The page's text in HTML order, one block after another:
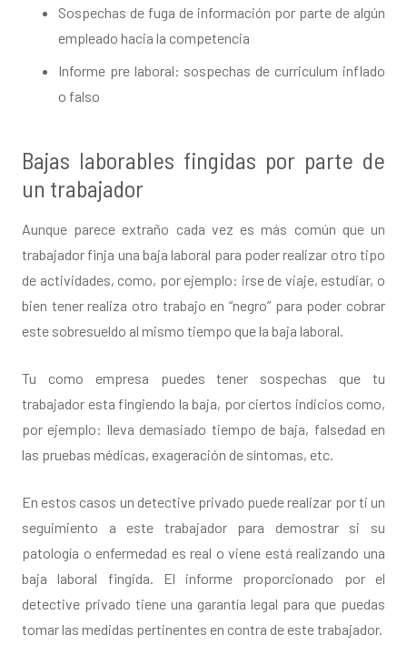
Sospechas de fuga de información por parte de algún
empleado hacia la competencia
Informe pre laboral: sospechas de curriculum inflado
o falso
Bajas laborables fingidas por parte de
un trabajador
Aunque parece extraño cada vez es más común que un
trabajador finja una baja laboral para poder realizar otro tipo
de actividades, como, por ejemplo: irse de viaje, estudiar, o
bien tener realiza otro trabajo en “negro” para poder cobrar
este sobresueldo al mismo tiempo que la baja laboral.
Tu como empresa puedes tener sospechas que tu
trabajador esta fingiendo la baja, por ciertos indicios como,
por ejemplo: lleva demasiado tiempo de baja, falsedad en
las pruebas médicas, exageración de síntomas, etc.
En estos casos un detective privado puede realizar por ti un
seguimiento a este trabajador para demostrar si su
patología o enfermedad es real o viene está realizando una
baja laboral fingida. El informe proporcionado por el
detective privado tiene una garantía legal para que puedas
tomar las medidas pertinentes en contra de este trabajador.